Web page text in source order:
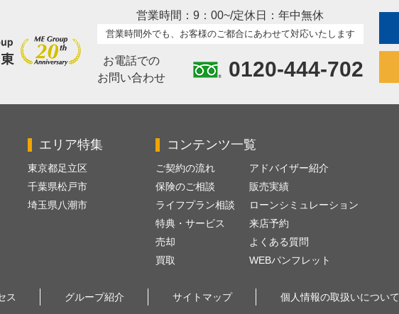
営業時間：9：00~/定休日：年中無休
営業時間外でも、お客様のご都合にあわせて対応いたします
お電話での
お問い合わせ
0120-444-702
エリア特集
東京都足立区
千葉県松戸市
埼玉県八潮市
コンテンツ一覧
ご契約の流れ
保険のご相談
ライフプラン相談
特典・サービス
売却
買取
アドバイザー紹介
販売実績
ローンシミュレーション
来店予約
よくある質問
WEBパンフレット
ス グループ紹介 サイトマップ 個人情報の取扱いについて